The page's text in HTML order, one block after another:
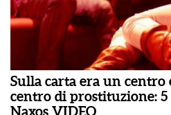
Sulla carta era un centro
centro di prostituzione:
Naxos VIDEO